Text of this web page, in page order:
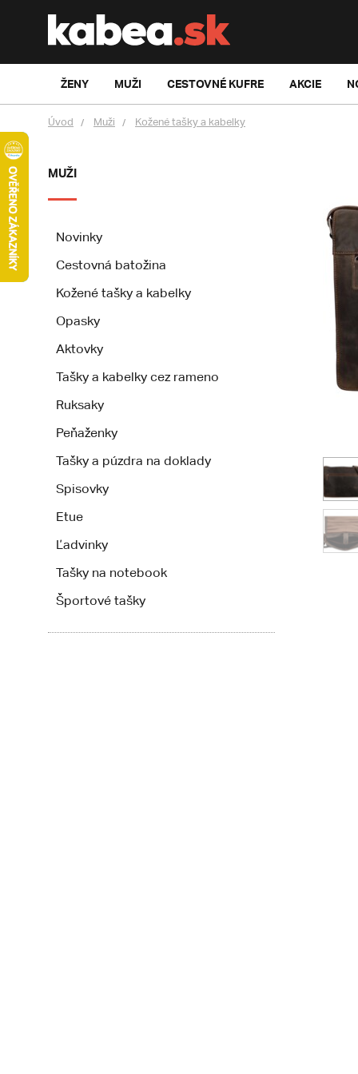
ŽENY MUŽI CESTOVNÉ KUFRE AKCIE
Úvod Muži Kožené tašky a kabelky
MUŽI
Novinky
Cestovná batožina
Kožené tašky a kabelky
Opasky
Aktovky
Tašky a kabelky cez rameno
Ruksaky
Peňaženky
Tašky a púzdra na doklady
Spisovky
Etue
Ľadvinky
Tašky na notebook
Športové tašky